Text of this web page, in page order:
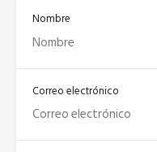
Nombre
Correo electrónico